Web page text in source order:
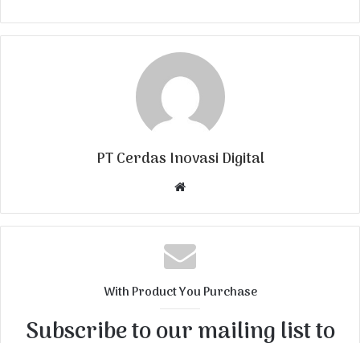
PT Cerdas Inovasi Digital
b
s
i
With Product You Purchase
Subscribe to our mailing list to